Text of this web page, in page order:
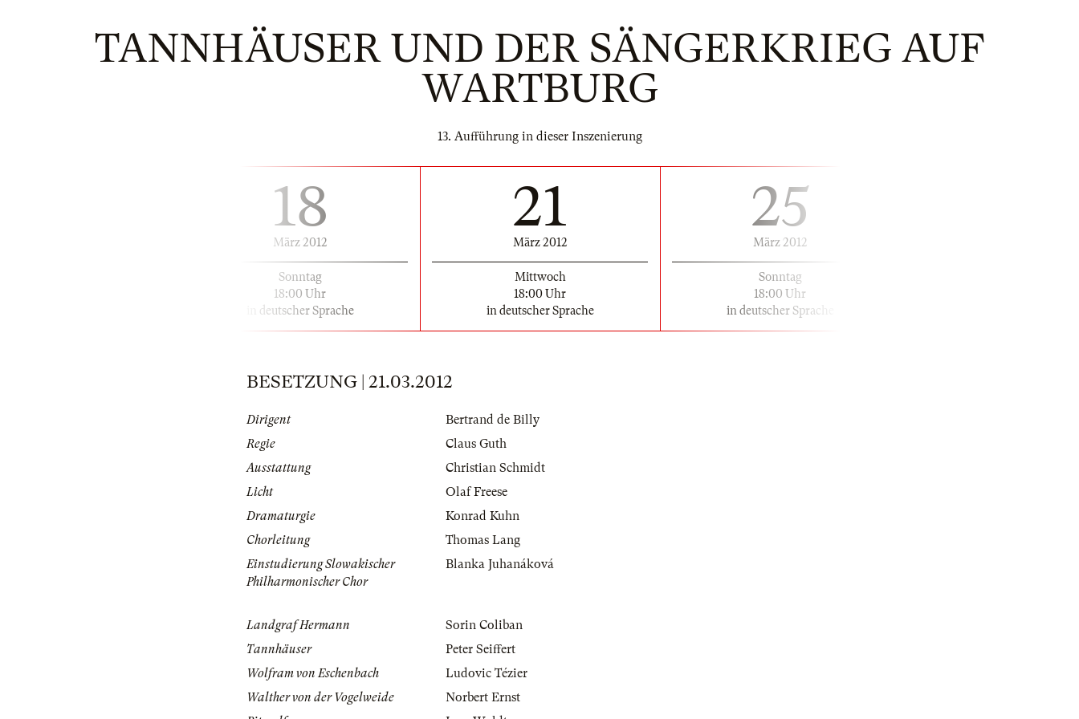
TANNHÄUSER UND DER SÄNGERKRIEG AUF
WARTBURG
13. Aufführung in dieser Inszenierung
18
März 2012
Sonntag
18:00 Uhr
in deutscher Sprache
21
März 2012
Mittwoch
18:00 Uhr
in deutscher Sprache
25
März 2012
Sonntag
18:00 Uhr
in deutscher Sprache
BESETZUNG | 21.03.2012
Dirigent
Bertrand de Billy
Regie
Claus Guth
Ausstattung
Christian Schmidt
Licht
Olaf Freese
Dramaturgie
Konrad Kuhn
Chorleitung
Thomas Lang
Einstudierung Slowakischer
Philharmonischer Chor
Blanka Juhanáková
Landgraf Hermann
Sorin Coliban
Tannhäuser
Peter Seiffert
Wolfram von Eschenbach
Ludovic Tézier
Walther von der Vogelweide
Norbert Ernst